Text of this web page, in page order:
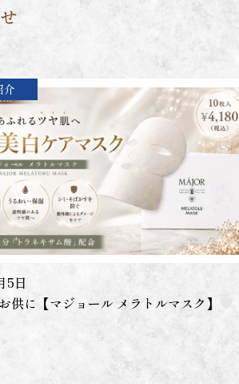
介
5日
供に【マジョール メラトルマスク】